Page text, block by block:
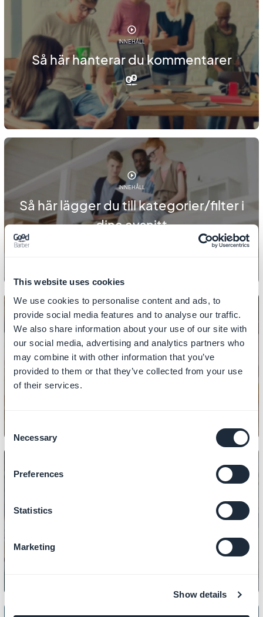
This website uses cookies
We use cookies to personalise content and ads, to
provide social media features and to analyse our traffic.
We also share information about your use of our site with
our social media, advertising and analytics partners who
may combine it with other information that you’ve
provided to them or that they’ve collected from your use
of their services.
Selection
Necessary
Preferences
Statistics
Marketing
Show details
INNEHÅLL
Så här hanterar du kommentarer
INNEHÅLL
Så här lägger du till kategorier/filter i
dina avsnitt
INNEHÅLL
Så här lägger du till länkar i CMS-
avsnitt